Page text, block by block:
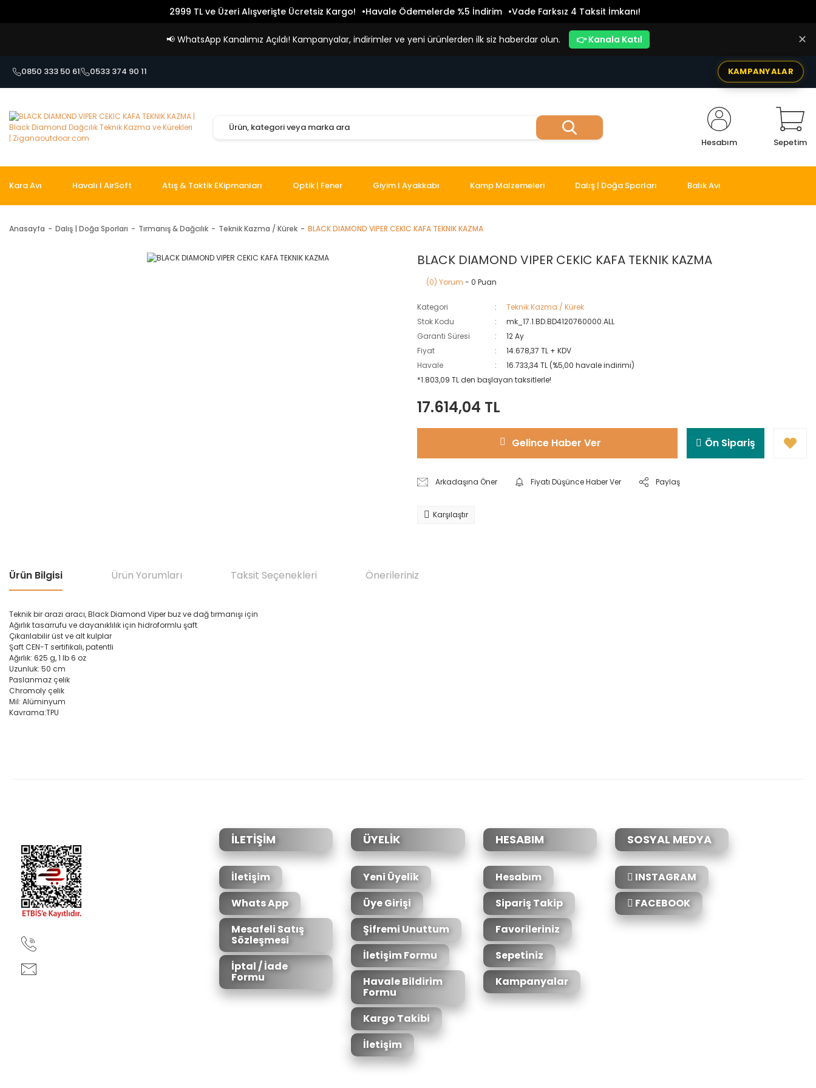
2999 TL ve Üzeri Alışverişte Ücretsiz Kargo! Havale Ödemelerde %5 İndirim Vade Farksız 4 Taksit İmkanı!
📢 WhatsApp Kanalımız Açıldı! Kampanyalar, indirimler ve yeni ürünlerden ilk siz haberdar olun. 👉 Kanala Katıl ✕
0850 333 50 61 0533 374 90 11 KAMPANYALAR
Hesabım Sepetim
Kara Avı Havalı I AirSoft Atış & Taktik EKipmanları Optik | Fener Giyim I Ayakkabı Kamp Malzemeleri Dalış | Doğa Sporları Balık Avı
Anasayfa Dalış | Doğa Sporları Tırmanış & Dağcılık Teknik Kazma / Kürek BLACK DIAMOND VIPER CEKIC KAFA TEKNIK KAZMA
BLACK DIAMOND VIPER CEKIC KAFA TEKNIK KAZMA
(0) Yorum - 0 Puan
Kategori
Teknik Kazma / Kürek
Stok Kodu
mk_17.1.BD.BD4120760000.ALL
Garanti Süresi
12 Ay
Fiyat
14.678,37 TL + KDV
Havale
16.733,34 TL (%5,00 havale indirimi)
*1.803,09 TL den başlayan taksitlerle!
17.614,04 TL
Gelince Haber Ver Ön Sipariş
Arkadaşına Öner Fiyatı Düşünce Haber Ver Paylaş
Karşılaştır
Ürün Bilgisi Ürün Yorumları Taksit Seçenekleri Önerileriniz
Teknik birarazi aracı,Black Diamond Viperbuz vedağtırmanışı için
Ağırlık tasarrufu ve dayanıklılık için hidroformlu şaft
Çıkarılabilirüst ve altkulplar
ŞaftCEN-T sertifikalı,patentli
Ağırlık: 625 g,1 lb 6 oz
Uzunluk: 50 cm
Paslanmaz çelik
Chromoly çelik
Mil: Alüminyum
Kavrama:TPU
Ürün fiyatı diğer sitelerden daha pahalı.
Bu ürüne benzer farklı alternatifler olmalı.
İLETİŞİM
İletişim
Whats App
Mesafeli Satış
Sözleşmesi
İptal / İade
Formu
ÜYELİK
Yeni Üyelik
Üye Girişi
Şifremi Unuttum
İletişim Formu
Havale Bildirim
Formu
Kargo Takibi
İletişim
HESABIM
Hesabım
Sipariş Takip
Favorileriniz
Sepetiniz
Kampanyalar
SOSYAL MEDYA
INSTAGRAM
FACEBOOK